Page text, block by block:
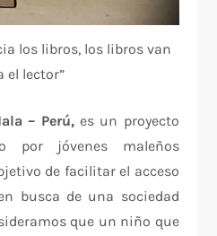
los libros, los libros van
el lector”
– Perú,es un proyecto
por jóvenes maleños
de facilitar el acceso
busca de una sociedad
que un niño que